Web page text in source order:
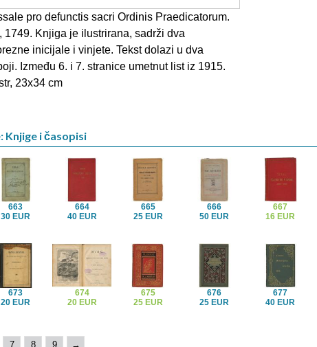
pro defunctis sacri Ordinis Praedicatorum.
1749. Knjiga je ilustrirana, sadrži dva
inicijale i vinjete. Tekst dolazi u dva
Između 6. i 7. stranice umetnut list iz 1915.
23x34 cm
i časopisi
663
30 EUR
664
40 EUR
665
25 EUR
666
50 EUR
667
16 EUR
673
20 EUR
674
20 EUR
675
25 EUR
676
25 EUR
677
40 EUR
7 8 9 →